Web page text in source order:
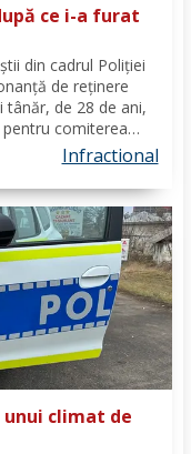
ce i-a furat
din cadrul Poliției
de reținere
de 28 de ani,
comiterea
administrat,
Infractional
climat de